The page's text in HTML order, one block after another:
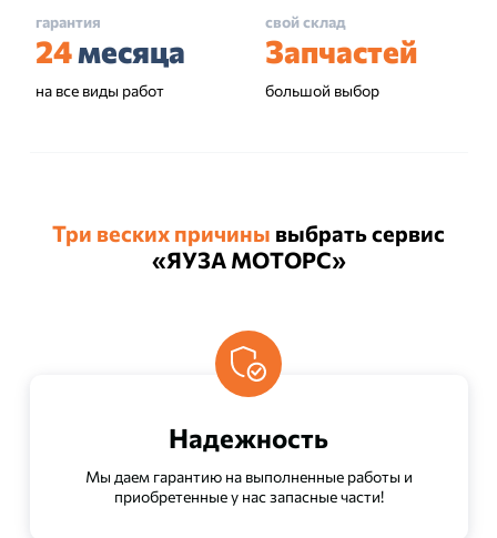
гарантия
24месяца
на все виды работ
свой склад
Запчастей
большой выбор
Три веских причины выбрать сервис
«ЯУЗА МОТОРС»
Надежность
Мы даем гарантию на выполненные работы и
приобретенные у нас запасные части!